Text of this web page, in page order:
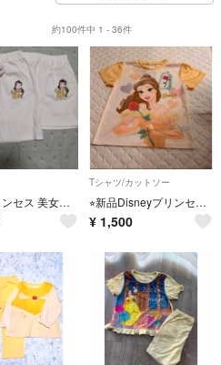
約100件中 1 - 36件
新品 プリンセス 美女と野獣 ベル スカート 薔薇 ローズ お揃いモチーフ 台形
Tシャツ/カットソー
⭐︎新品Disneyプリンセス ベル 美女と野獣 半袖 イエロー Tシャツ
¥ 1,500